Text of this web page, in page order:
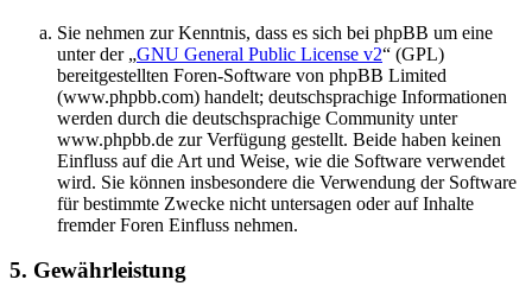
Sie nehmen zur Kenntnis, dass es sich bei phpBB um eine
unter der „GNU General Public License v2“ (GPL)
bereitgestellten Foren-Software von phpBB Limited
(www.phpbb.com) handelt; deutschsprachige Informationen
werden durch die deutschsprachige Community unter
www.phpbb.de zur Verfügung gestellt. Beide haben keinen
Einfluss auf die Art und Weise, wie die Software verwendet
wird. Sie können insbesondere die Verwendung der Software
für bestimmte Zwecke nicht untersagen oder auf Inhalte
fremder Foren Einfluss nehmen.
5. Gewährleistung